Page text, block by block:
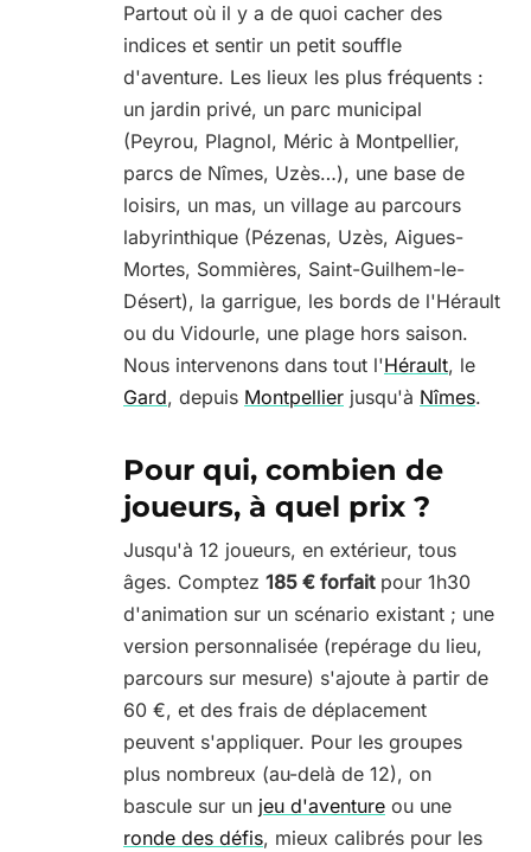
Partout où il y a de quoi cacher des
indices et sentir un petit souffle
d'aventure. Les lieux les plus fréquents :
un jardin privé, un parc municipal
(Peyrou, Plagnol, Méric à Montpellier,
parcs de Nîmes, Uzès…), une base de
loisirs, un mas, un village au parcours
labyrinthique (Pézenas, Uzès, Aigues-
Mortes, Sommières, Saint-Guilhem-le-
Désert), la garrigue, les bords de l'Hérault
ou du Vidourle, une plage hors saison.
Nous intervenons dans tout l'Hérault, le
Gard, depuis Montpellier jusqu'à Nîmes.
Pour qui, combien de
joueurs, à quel prix ?
Jusqu'à 12 joueurs, en extérieur, tous
âges. Comptez 185 € forfaitpour 1h30
d'animation sur un scénario existant ; une
version personnalisée (repérage du lieu,
parcours sur mesure) s'ajoute à partir de
60 €, et des frais de déplacement
peuvent s'appliquer. Pour les groupes
plus nombreux (au-delà de 12), on
bascule sur un jeu d'aventure ou une
ronde des défis, mieux calibrés pour les